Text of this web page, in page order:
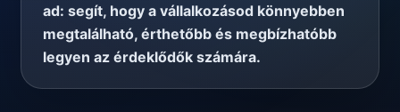
ad: segít, hogy a vállalkozásod könnyebben
megtalálható, érthetőbb és megbízhatóbb
legyen az érdeklődők számára.